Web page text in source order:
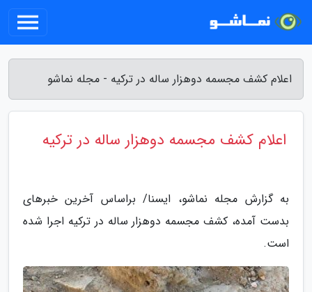
اعلام کشف مجسمه دوهزار ساله در ترکیه - مجله نماشو
اعلام کشف مجسمه دوهزار ساله در ترکیه
به گزارش مجله نماشو، ایسنا/ براساس آخرین خبرهای
بدست آمده، کشف مجسمه دوهزار ساله در ترکیه اجرا شده
است.